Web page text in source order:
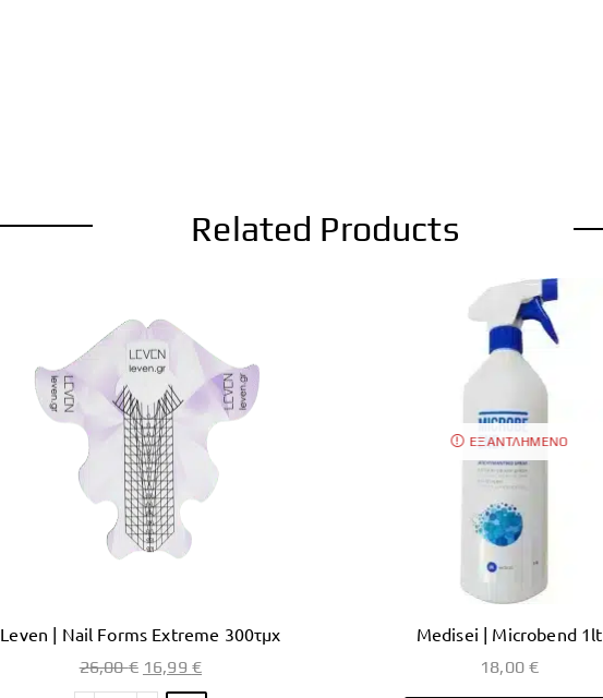
Related Products
Leven | Nail Forms Extreme 300τμχ
26,00€ 16,99 €
ΕΞΑΝΤΛΗΜΈΝΟ
Medisei | Microbend 1lt
18,00€